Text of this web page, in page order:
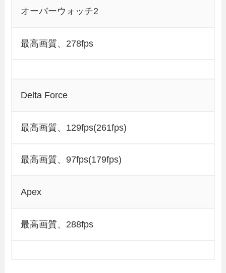
オーバーウォッチ2
最高画質、278fps
Delta Force
最高画質、129fps(261fps)
最高画質、97fps(179fps)
Apex
最高画質、288fps